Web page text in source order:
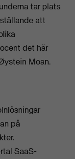
tar plats
att
det här
Moan.
på
SaaS-